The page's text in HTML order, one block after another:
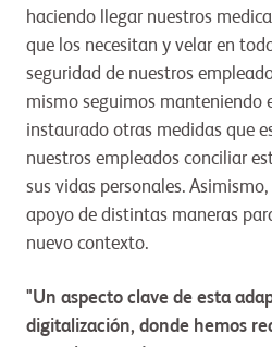
haciendo llegar nuestros
que los necesitan y velar en
seguridad de nuestros
mismo seguimos manteniendo
instaurado otras medidas que
nuestros empleados conciliar
sus vidas personales.
apoyo de distintas maneras
nuevo contexto.
"Un aspecto clave de esta
digitalización, donde hemos